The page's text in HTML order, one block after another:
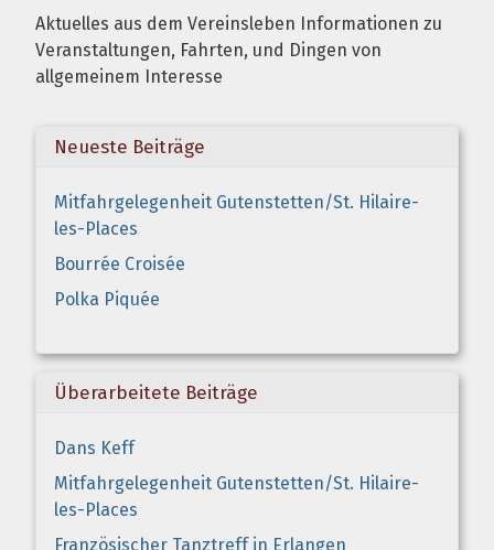
Aktuelles aus dem Vereinsleben Informationen zu
Veranstaltungen, Fahrten, und Dingen von
allgemeinem Interesse
Neueste Beiträge
Mitfahrgelegenheit Gutenstetten/St. Hilaire-
les-Places
Bourrée Croisée
Polka Piquée
Überarbeitete Beiträge
Dans Keff
Mitfahrgelegenheit Gutenstetten/St. Hilaire-
les-Places
Französischer Tanztreff in Erlangen